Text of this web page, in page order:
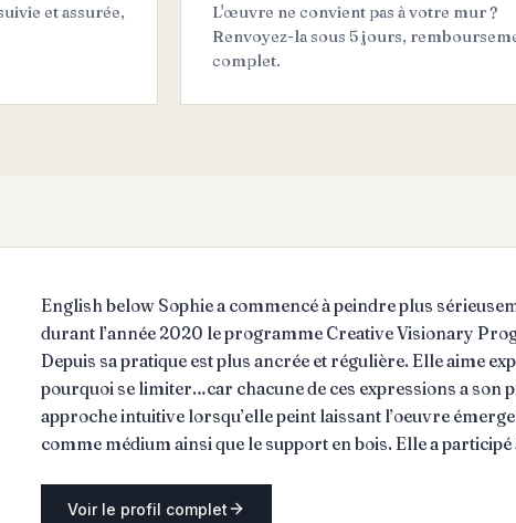
et assurée,
L'œuvre ne convient pas à votre mur ?
Renvoyez-la sous 5 jours,
complet.
English below Sophie a commencé à peindre plus
durant l’année 2020 le programme Creative Visionary
Depuis sa pratique est plus ancrée et régulière. Elle aime
pourquoi se limiter…car chacune de ces expressions a son
approche intuitive lorsqu’elle peint laissant l’oeuvre
comme médium ainsi que le support en bois. Elle a
ont contribué au bien être des récipiendaires mentionnons
Voir le profil complet